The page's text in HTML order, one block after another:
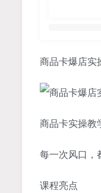
商品卡爆店实
商品卡实操教
每一次风口，
课程亮点